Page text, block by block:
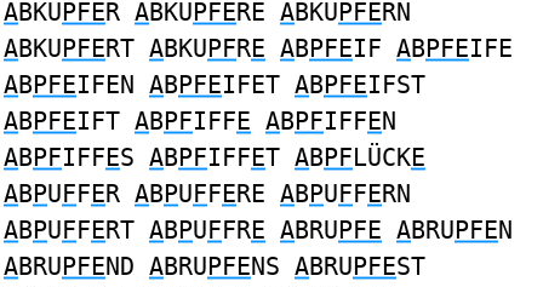
ABKUPFER ABKUPFERE ABKUPFERN
ABKUPFERT ABKUPFRE ABPFEIF ABPFEIFE
ABPFEIFEN ABPFEIFET ABPFEIFST
ABPFEIFT ABPFIFFE ABPFIFFEN
ABPFIFFES ABPFIFFET ABPFLÜCKE
ABPUFFER ABPUFFERE ABPUFFERN
ABPUFFERT ABPUFFRE ABRUPFE ABRUPFEN
ABRUPFEND ABRUPFENS ABRUPFEST